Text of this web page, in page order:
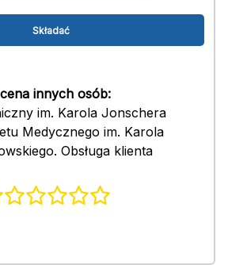
innych osób:
im. Karola Jonschera
Medycznego im. Karola
Obsługa klienta